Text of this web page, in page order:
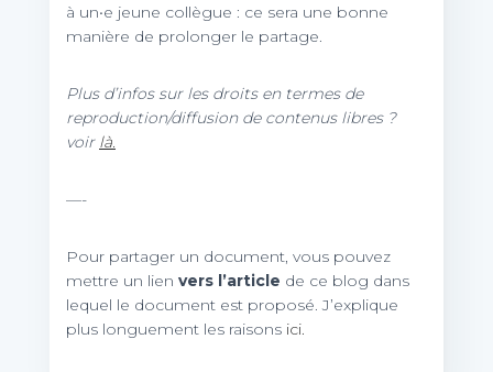
à un•e jeune collègue : ce sera une bonne
manière de prolonger le partage.
Plus d’infos sur les droits en termes de
reproduction/diffusion de contenus libres ?
voir là.
—-
Pour partager un document, vous pouvez
mettre un lien vers l’article de ce blog dans
lequel le document est proposé. J’explique
plus longuement les raisons ici.